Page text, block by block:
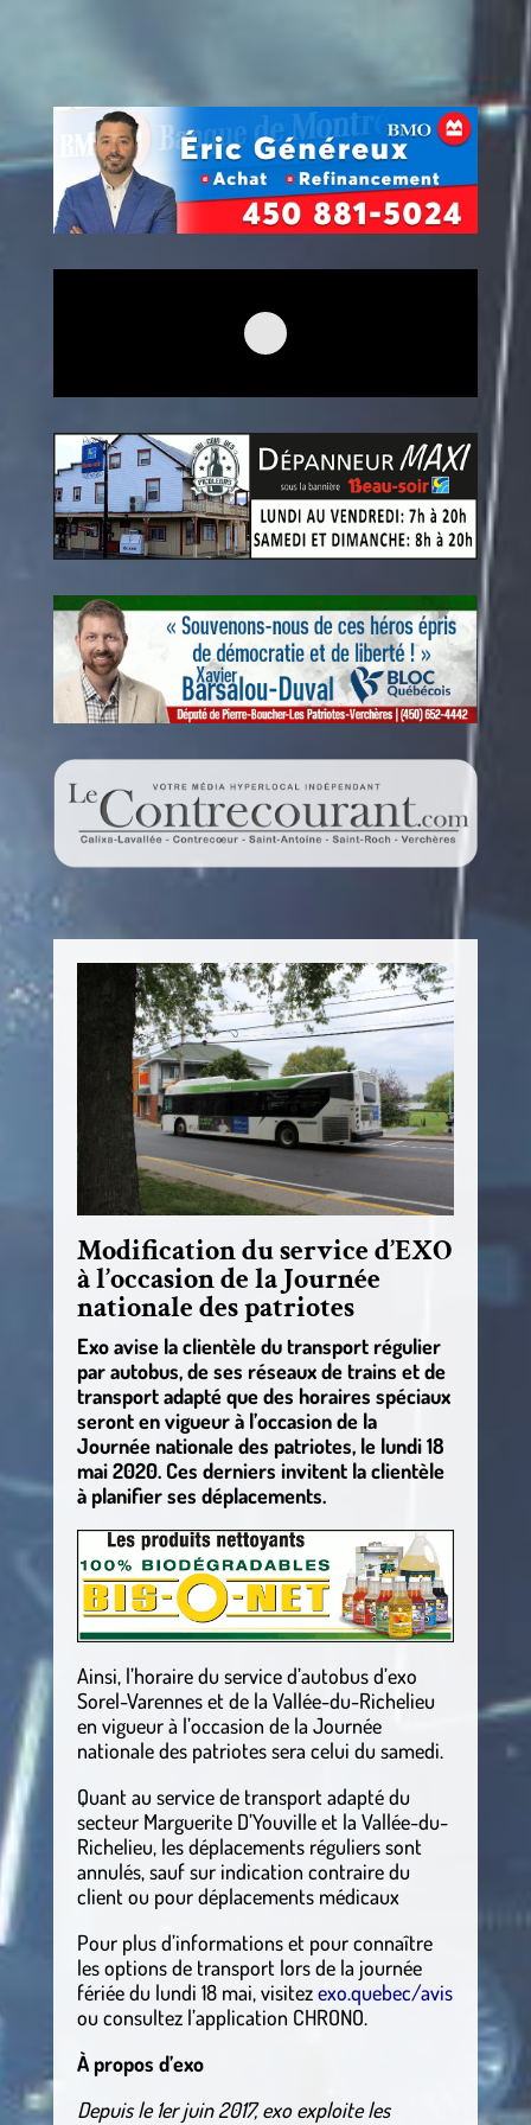
Modification du service d’EXO
à l’occasion de la Journée
nationale des patriotes
Exo avise la clientèle du transport régulier
par autobus, de ses réseaux de trains et de
transport adapté que des horaires spéciaux
seront en vigueur à l’occasion de la
Journée nationale des patriotes, le lundi 18
mai 2020. Ces derniers invitent la clientèle
à planifier ses déplacements.
Ainsi, l’horaire du service d’autobus d’exo
Sorel-Varennes et de la Vallée-du-Richelieu
en vigueur à l’occasion de la Journée
nationale des patriotes sera celui du samedi.
Quant au service de transport adapté du
secteur Marguerite D’Youville et la Vallée-du-
Richelieu, les déplacements réguliers sont
annulés, sauf sur indication contraire du
client ou pour déplacements médicaux
Pour plus d’informations et pour connaître
les options de transport lors de la journée
fériée du lundi 18 mai, visitezexo.quebec/avis
ou consultez l’application CHRONO.
À propos d’exo
Depuis le 1er juin 2017, exo exploite les